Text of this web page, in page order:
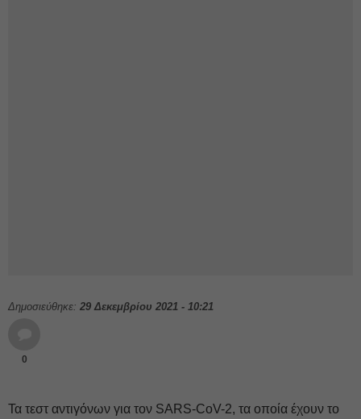
Δημοσιεύθηκε: 29 Δεκεμβρίου 2021 - 10:21
0
Τα τεστ αντιγόνων για τον SARS-CoV-2, τα οποία έχουν το